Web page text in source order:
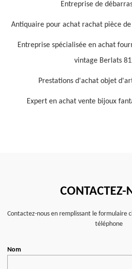
Entreprise de
Antiquaire pour achat rachat pièce
Entreprise spécialisée en achat
vintage Berlats
Prestations d'achat objet
Expert en achat vente bijoux
CONTACTEZ-
Contactez-nous en remplissant le formulaire
téléphone
Nom